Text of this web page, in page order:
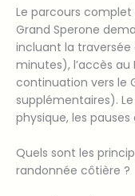
Le parcours complet
Grand Sperone
incluant la traversée
minutes), l’accès
continuation vers le
supplémentaires).
physique, les
Quels sont les
randonnée côtière ?